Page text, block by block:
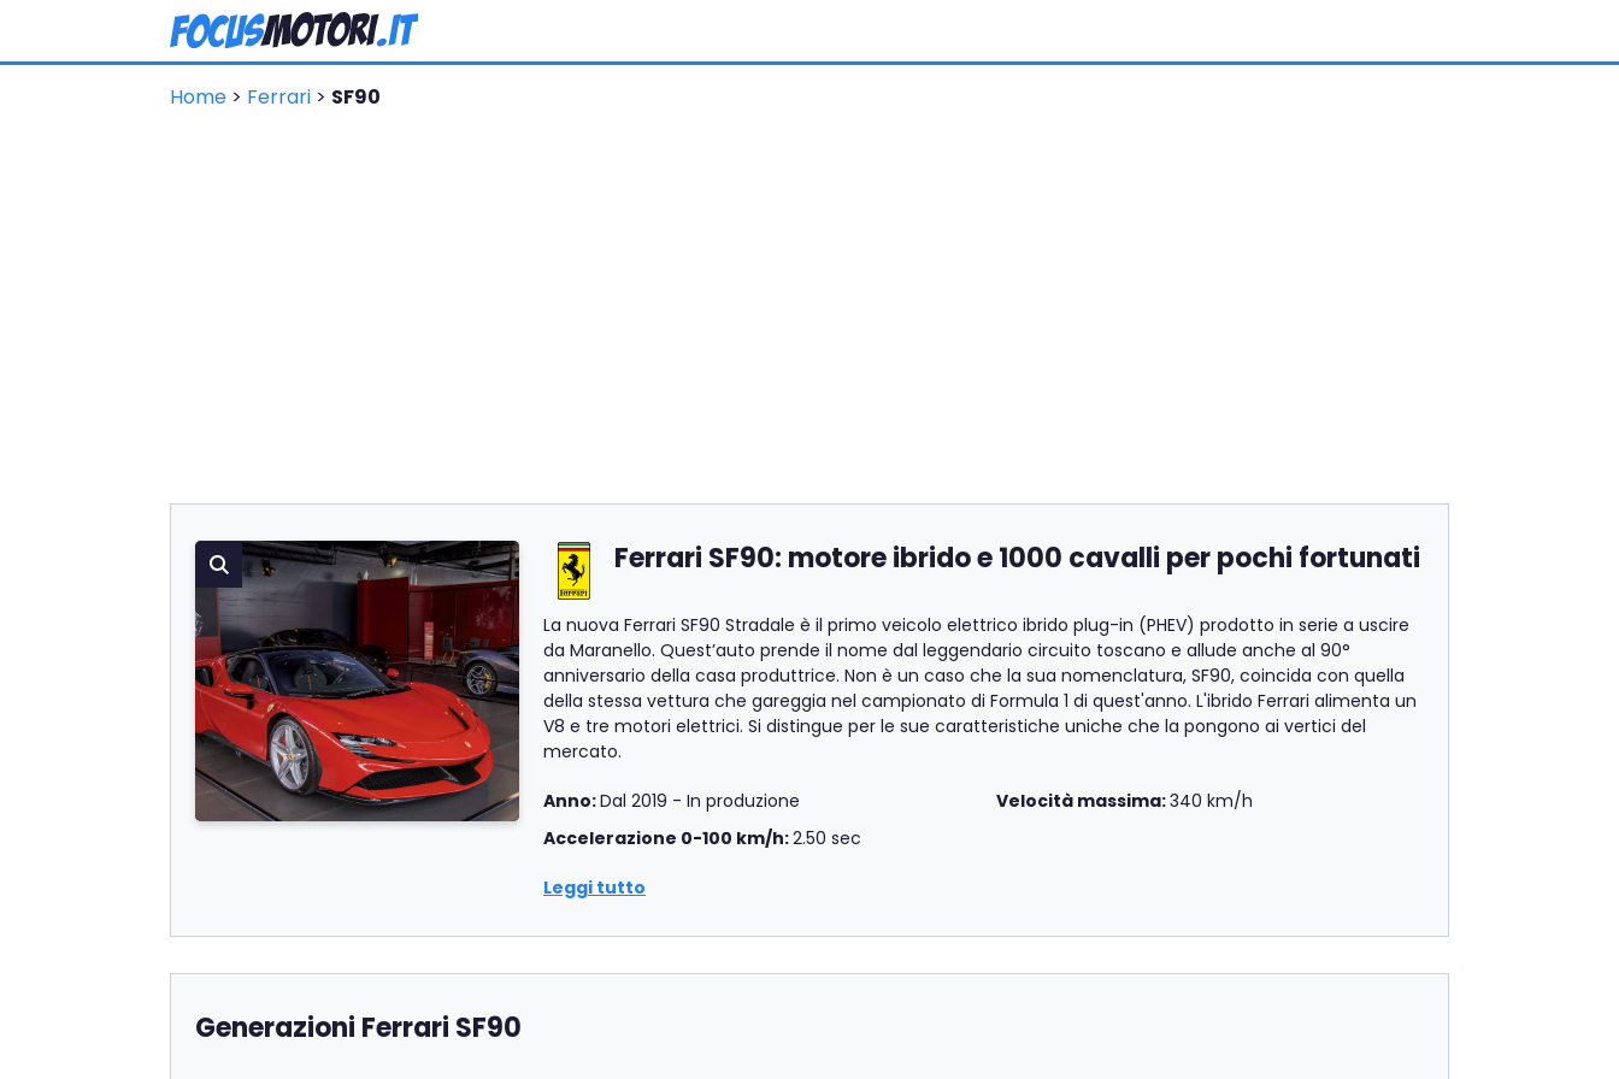
Home > Ferrari > SF90
Ferrari SF90: motore ibrido e 1000 cavalli per pochi fortunati
La nuova Ferrari SF90 Stradale è il primo veicolo elettrico ibrido plug-in (PHEV) prodotto in serie a uscire
da Maranello. Quest’auto prende il nome dal leggendario circuito toscano e allude anche al 90°
anniversario della casa produttrice. Non è un caso che la sua nomenclatura, SF90, coincida con quella
della stessa vettura che gareggia nel campionato di Formula 1 di quest'anno. L'ibrido Ferrari alimenta un
V8 e tre motori elettrici. Si distingue per le sue caratteristiche uniche che la pongono ai vertici del
mercato.
Anno:Dal 2019 - In produzione Velocità massima:340 km/h
Accelerazione 0-100 km/h:2.50 sec
Leggi tutto
Generazioni Ferrari SF90